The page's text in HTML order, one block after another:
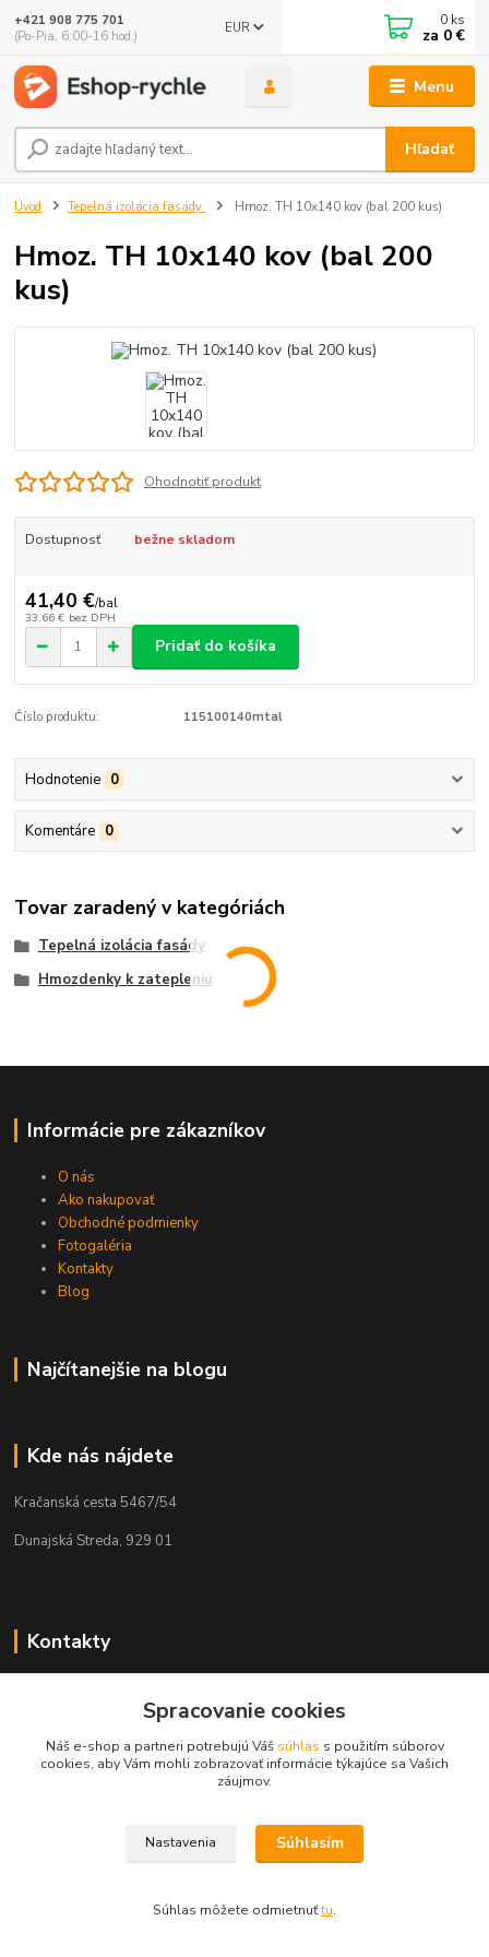
Menu
EUR
Hľadať
+421 908 775 701
(Po-Pia, 6:00-16 hod.)
0 ks
za 0 €
Úvod Tepelná izolácia fasády Hmoz. TH 10x140 kov (bal 200 kus)
Hmoz. TH 10x140 kov (bal 200
kus)
Ohodnotiť produkt
Dostupnosť bežne skladom
41,40 €/bal
33,66 € bez DPH
Pridať do košíka
Číslo produktu: 115100140mtal
Hodnotenie 0
Komentáre 0
Tovar zaradený v kategóriách
Tepelná izolácia fasády
Hmozdenky k zatepleniu
Informácie pre zákazníkov
O nás
Ako nakupovať
Obchodné podmienky
Fotogaléria
Kontakty
Blog
Najčítanejšie na blogu
Kde nás nájdete
Kračanská cesta 5467/54
Dunajská Streda, 929 01
Kontakty
+421 908 775 701
info@kantorstav.sk
Spracovanie cookies
Náš e-shop a partneri potrebujú Váš súhlas s použitím súborov
cookies, aby Vám mohli zobrazovať informácie týkajúce sa Vašich
záujmov.
Nastavenia Súhlasím
Súhlas môžete odmietnuťtu.